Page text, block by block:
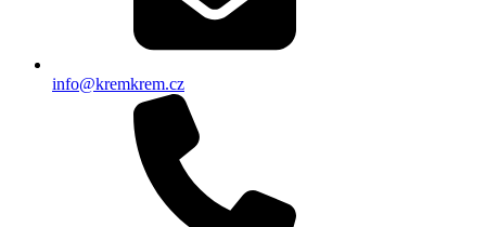
info@kremkrem.cz